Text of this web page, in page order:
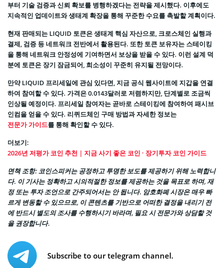
부터 기술 검증과 신뢰 확보를 병행하겠다는 전략을 제시했다. 이후에도
지속적인 업데이트와 생태계 확장을 통해 꾸준한 수요를 촉발할 계획이다.
현재 판매되는 LIQUID 토큰은 생태계 핵심 자산으로, 크로스체인 실행과
결제, 검증 등 네트워크 전반에서 활용된다. 또한 토큰 보유자는 스테이킹
을 통해 네트워크 안정성에 기여하면서 보상을 받을 수 있다. 이런 설계 덕
분에 토큰은 장기 잠금되어, 희소성이 꾸준히 유지될 전망이다.
만약 LIQUID 프리세일에 관심 있다면, 지금 공식 웹사이트에 지갑을 연결
하여 참여할 수 있다. 가격은 0.0143달러로 저렴하지만, 단계별로 조금씩
인상될 예정이다. 프리세일 참여자는 곧바로 스테이킹에 참여하여 패시브
인컴을 얻을 수 있다. 리퀴드체인 구매 방법과 자세한 정보는
전문가 가이드를 통해 확인할 수 있다.
더보기:
2026년 저평가 코인 추천 | 지금 사기 좋은 코인 · 장기투자 코인 가이드
면책 조항: 코인스피커는 공정하고 투명한 보도를 제공하기 위해 노력합니
다. 이 기사는 정확하고 시의적절한 정보를 제공하는 것을 목표로 하며, 재
정 또는 투자 조언으로 간주되어서는 안 됩니다. 암호화폐 시장은 매우 빠
르게 변동할 수 있으므로, 이 콘텐츠를 기반으로 어떠한 결정을 내리기 전
에 반드시 별도의 조사를 수행하시기 바라며, 필요 시 전문가와 상담할 것
을 권장합니다.
Subscribe to our telegram channel.